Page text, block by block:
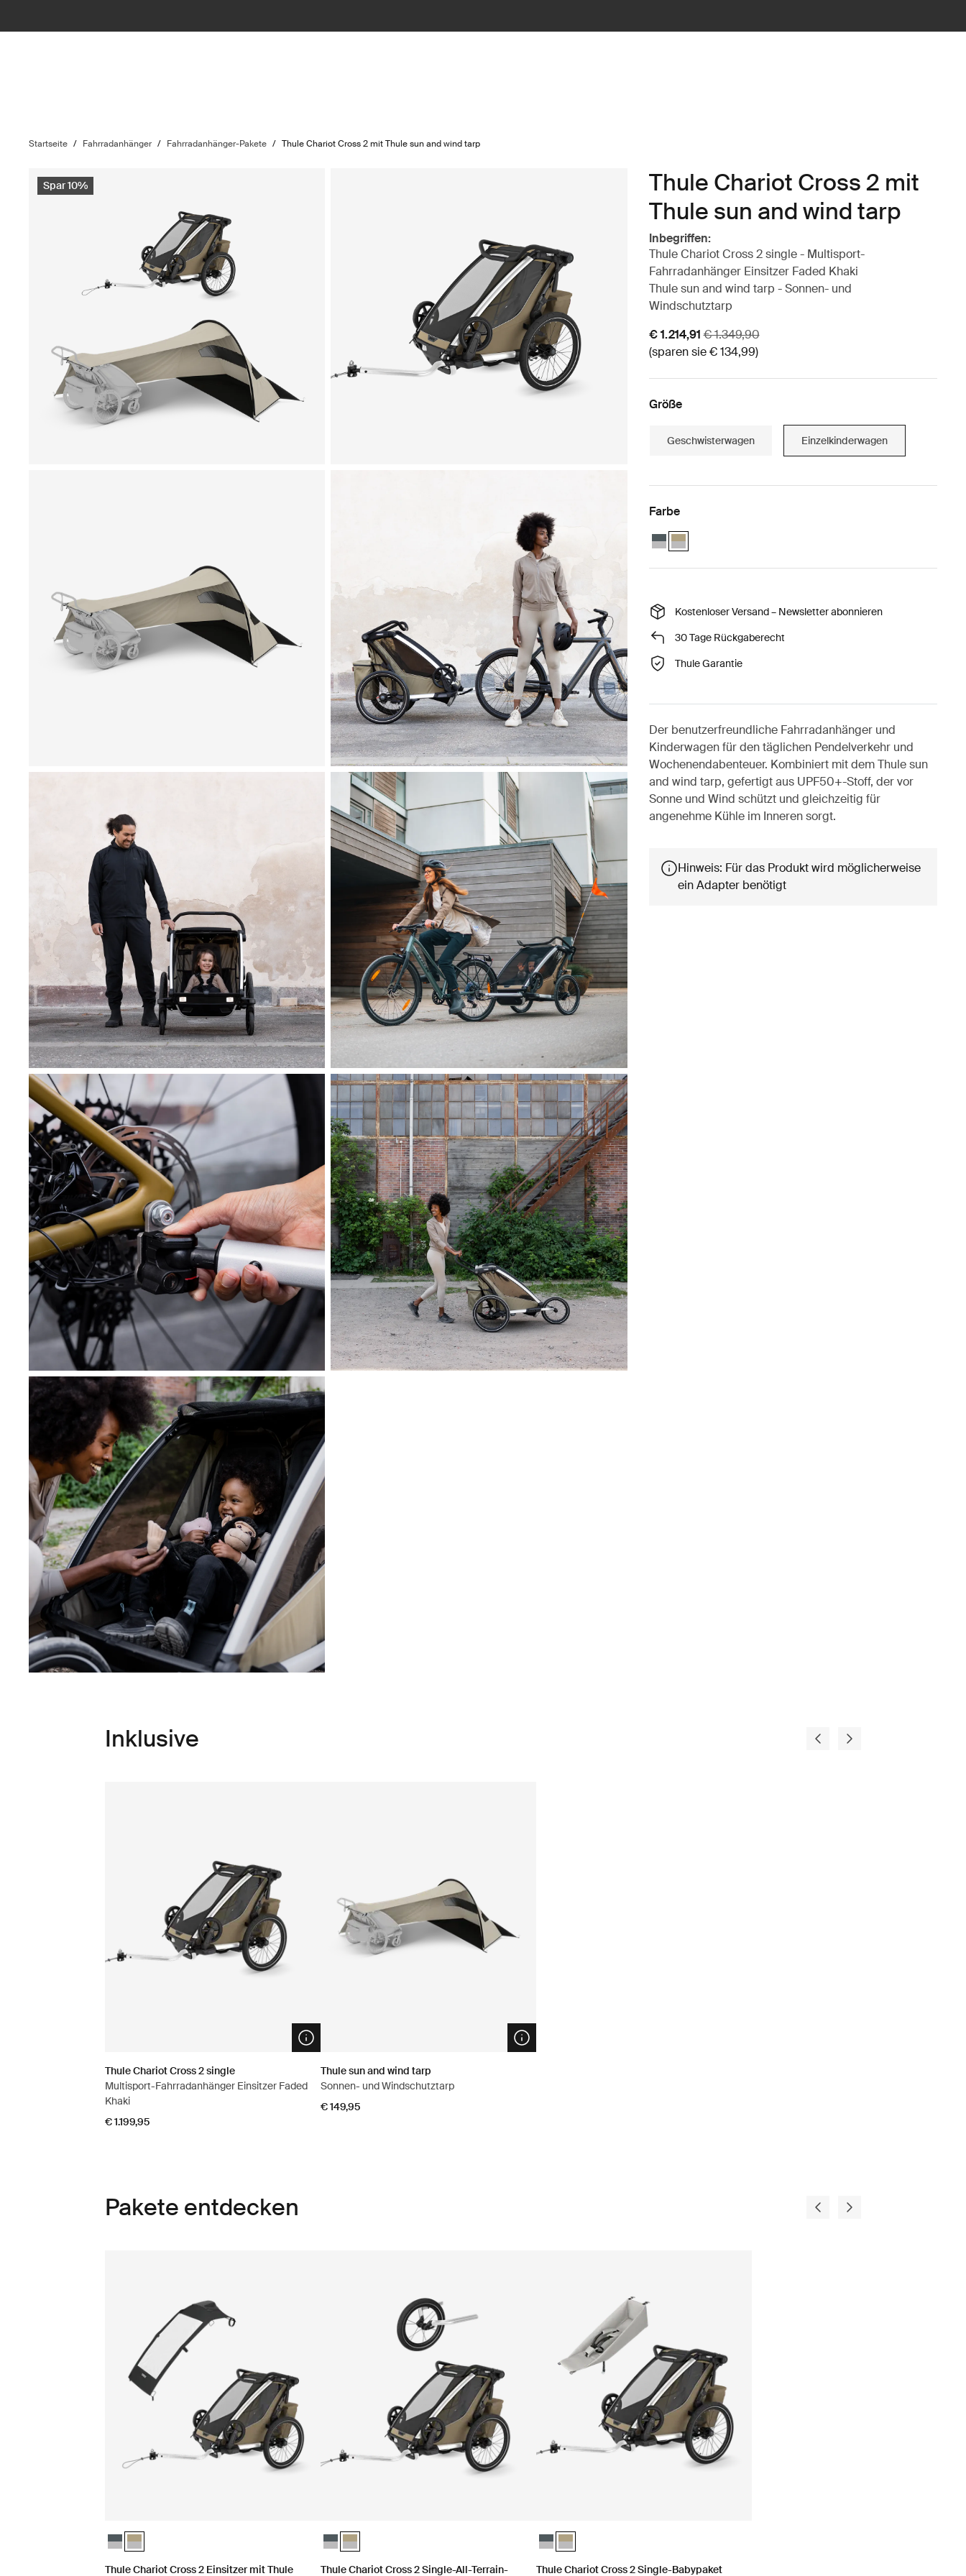
Startseite / Fahrradanhänger / Fahrradanhänger-Pakete / Thule Chariot Cross 2 mit Thule sun and wind tarp
Spar 10%
Thule Chariot Cross 2 mit
Thule sun and wind tarp
Inbegriffen:
Thule Chariot Cross 2 single - Multisport-
Fahrradanhänger Einsitzer Faded Khaki
Thule sun and wind tarp - Sonnen- und
Windschutztarp
Aktionspreis
€ 1.214,91Originalpreis
€ 1.349,90
(sparen sie € 134,99)
Größe
Geschwisterwagen Einzelkinderwagen
Farbe
Thule Chariot Cross 2 mit Thule sun and wind tarp dunkler Schiefer
Thule Chariot Cross 2 mit Thule sun and wind tarp Blasses Khaki
Kostenloser Versand – Newsletter abonnieren
30 Tage Rückgaberecht
Thule Garantie
Der benutzerfreundliche Fahrradanhänger und
Kinderwagen für den täglichen Pendelverkehr und
Wochenendabenteuer. Kombiniert mit dem Thule sun
and wind tarp, gefertigt aus UPF50+-Stoff, der vor
Sonne und Wind schützt und gleichzeitig für
angenehme Kühle im Inneren sorgt.
Hinweis: Für das Produkt wird möglicherweise
ein Adapter benötigt
Inklusive
Open info modal
Thule Chariot Cross 2 single
Multisport-Fahrradanhänger Einsitzer Faded
Khaki
€ 1.199,95
Open info modal
Thule sun and wind tarp
Sonnen- und Windschutztarp
€ 149,95
Pakete entdecken
Thule Chariot Cross 2 Einsitzer mit Thule Chariot Luftreiniger-Abdeckung dunkler Schiefer
Thule Chariot Cross 2 Einsitzer mit Thule Chariot Luftreiniger-Abdeckung Blasses Khaki (selected)
Thule Chariot Cross 2 Einsitzer mit Thule
Thule Chariot Cross 2 Single-All-Terrain-Bundle dunkler Schiefer
Thule Chariot Cross 2 Single-All-Terrain-Bundle Blasses Khaki (selected)
Thule Chariot Cross 2 Single-All-Terrain-
Thule Chariot Cross 2 Single-Babypaket dunkler Schiefer
Thule Chariot Cross 2 Single-Babypaket Blasses Khaki (selected)
Thule Chariot Cross 2 Single-Babypaket